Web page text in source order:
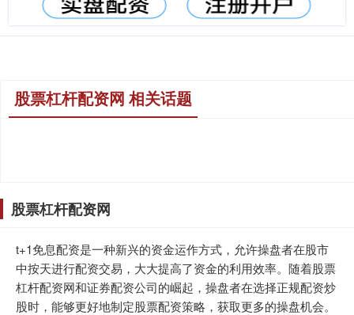
股票杠杆配资网 相关话题
股票杠杆配资网
t+1免息配资是一种新兴的资金运作方式，允许操盘者在股市
中按天进行配资交易，大大提高了资金的利用效率。随着股票
杠杆配资网和证券配资公司的崛起，操盘者在选择正规配资炒
股时，能够更好地制定股票配资策略，获取更多的操盘机会。